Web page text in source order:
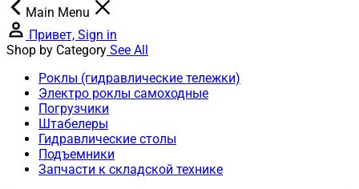
Main Menu
Привет, Sign in
Shop by Category See All
Роклы (гидравлические тележки)
Электро роклы самоходные
Погрузчики
Штабелеры
Гидравлические столы
Подъемники
Запчасти к складской технике